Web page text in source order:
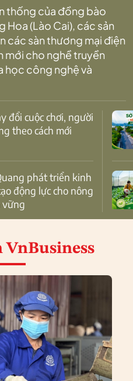
thống của đồng bào
Hoa (Lào Cai), các sản
các sàn thương mại điện
mới cho nghề truyền
học công nghệ và
theo cách mới
động lực cho nông
vững
VnBusiness